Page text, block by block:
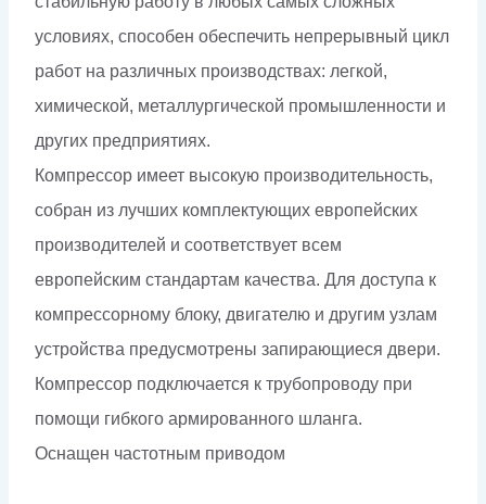
условиях, способен обеспечить непрерывный цикл
работ на различных производствах: легкой,
химической, металлургической промышленности и
других предприятиях.
Компрессор имеет высокую производительность,
собран из лучших комплектующих европейских
производителей и соответствует всем
европейским стандартам качества. Для доступа к
компрессорному блоку, двигателю и другим узлам
устройства предусмотрены запирающиеся двери.
Компрессор подключается к трубопроводу при
помощи гибкого армированного шланга.
Оснащен частотным приводом